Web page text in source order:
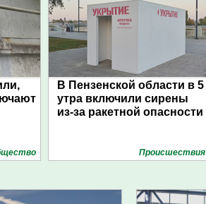
В Пензенской области в 5
утра включили сирены
из-за ракетной опасности
Проиcшествия